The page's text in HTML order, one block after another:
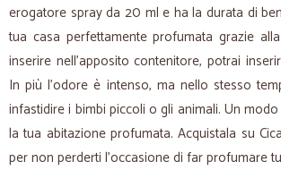
erogatore spray da 20 ml e ha la durata di
tua casa perfettamente profumata grazie
inserire nell’apposito contenitore, potrai
In più l’odore è intenso, ma nello stesso
infastidire i bimbi piccoli o gli animali. Un
la tua abitazione profumata. Acquistala su
per non perderti l’occasione di far profumare